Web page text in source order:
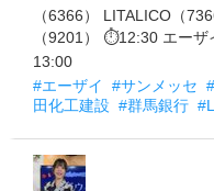
（6366） LITALICO（
（9201） ⏱12:30 エー
13:00
#エーザイ
#サンメッセ
田化工建設 #群馬銀行